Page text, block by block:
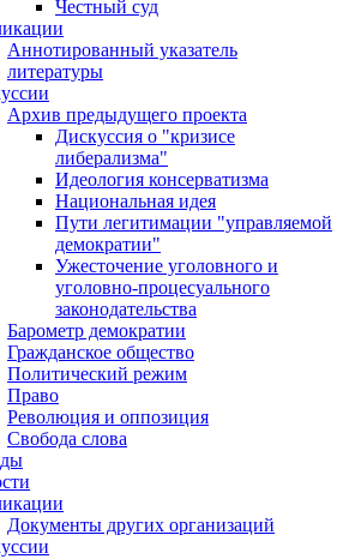
Честный суд
Аннотированный указатель
литературы
Архив предыдущего проекта
Дискуссия о "кризисе
либерализма"
Идеология консерватизма
Национальная идея
Пути легитимации "управляемой
демократии"
Ужесточение уголовного и
уголовно-процесуального
законодательства
Барометр демократии
Гражданское общество
Политический режим
Право
Революция и оппозиция
Свобода слова
Документы других организаций